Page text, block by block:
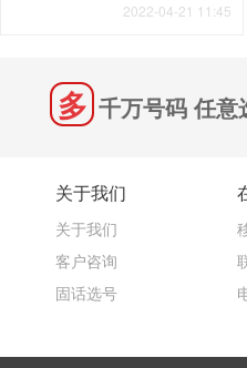
2022-04-21 11:45
千万号码 任意
关于我们
关于我们
客户咨询
固话选号